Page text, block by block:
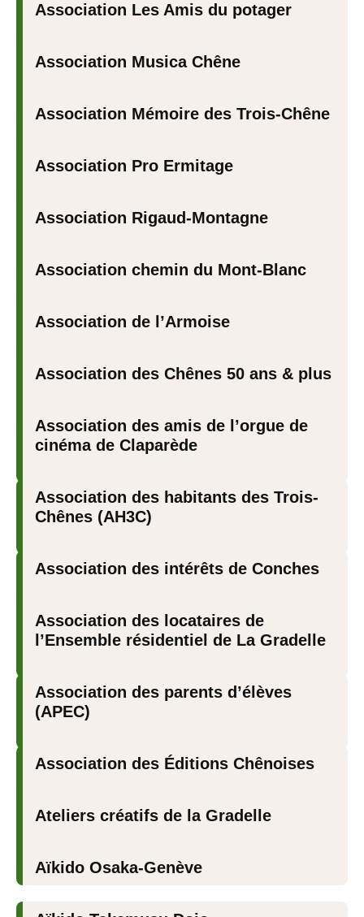
Aïkido Osaka-Genève
Association chemin du Mont-Blanc
Association de l’Armoise
Association des amis de l’orgue de
cinéma de Claparède
Association des Chênes 50 ans & plus
Association des Éditions Chênoises
Association des habitants des Trois-
Chênes (AH3C)
Association des intérêts de Conches
Association des locataires de
l’Ensemble résidentiel de La Gradelle
Association des parents d’élèves
(APEC)
Association Les Amis du potager
Association Mémoire des Trois-Chêne
Association Musica Chêne
Association Pro Ermitage
Association Rigaud-Montagne
Ateliers créatifs de la Gradelle